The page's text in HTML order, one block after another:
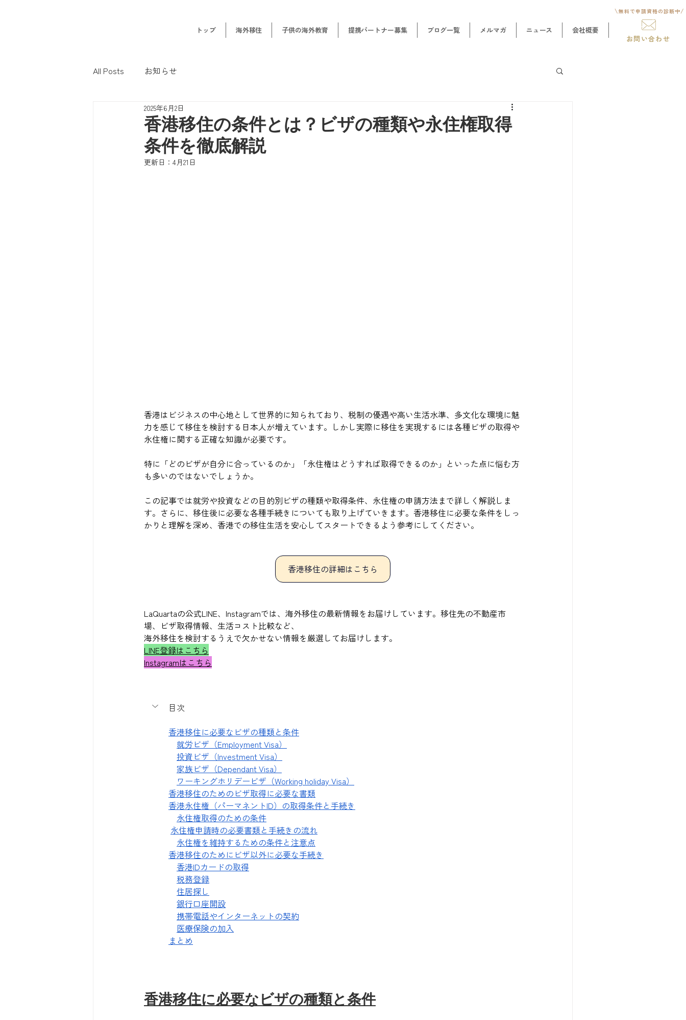
お問い合わせ
トップ 海外移住 子供の海外教育 提携パートナー募集 ブログ一覧 メルマガ ニュース 会社概要
\ 無料で申請資格の診断中/
All Posts お知らせ
香港移住の条件とは？ビザの種類や永住権取得
条件を徹底解説
2025年6月2日
更新日： 4月21日
香港はビジネスの中心地として世界的に知られており、税制の優遇や高い生活水準、多文化な環境に魅
力を感じて移住を検討する日本人が増えています。しかし実際に移住を実現するには各種ビザの取得や
永住権に関する正確な知識が必要です。
特に「どのビザが自分に合っているのか」「永住権はどうすれば取得できるのか」といった点に悩む方
も多いのではないでしょうか。
この記事では就労や投資などの目的別ビザの種類や取得条件、永住権の申請方法まで詳しく解説しま
す。さらに、移住後に必要な各種手続きについても取り上げていきます。香港移住に必要な条件をしっ
かりと理解を深め、香港での移住生活を安心してスタートできるよう参考にしてください。
香港移住の詳細はこちら
LaQuartaの公式LINE、Instagramでは、海外移住の最新情報をお届けしています。移住先の不動産市
場、ビザ取得情報、生活コスト比較など、
海外移住を検討するうえで欠かせない情報を厳選してお届けします。
LINE登録はこちら
Instagramはこちら
目次
香港移住に必要なビザの種類と条件
就労ビザ（Employment Visa）
投資ビザ（Investment Visa）
家族ビザ（Dependant Visa）
ワーキングホリデービザ（Working holiday Visa）
香港移住のためのビザ取得に必要な書類
香港永住権（パーマネントID）の取得条件と手続き
永住権取得のための条件
永住権申請時の必要書類と手続きの流れ
永住権を維持するための条件と注意点
香港移住のためにビザ以外に必要な手続き
香港IDカードの取得
税務登録
住居探し
銀行口座開設
携帯電話やインターネットの契約
医療保険の加入
まとめ
香港移住に必要なビザの種類と条件